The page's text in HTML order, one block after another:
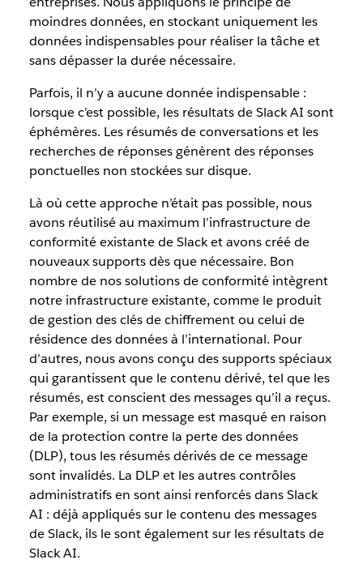
moindres données, en stockant uniquement les
données indispensables pour réaliser la tâche et
sans dépasser la durée nécessaire.
Parfois, il n’y a aucune donnée indispensable :
lorsque c’est possible, les résultats de Slack AI sont
éphémères. Les résumés de conversations et les
recherches de réponses génèrent des réponses
ponctuelles non stockées sur disque.
Là où cette approche n’était pas possible, nous
avons réutilisé au maximum l’infrastructure de
conformité existante de Slack et avons créé de
nouveaux supports dès que nécessaire. Bon
nombre de nos solutions de conformité intègrent
notre infrastructure existante, comme le produit
de gestion des clés de chiffrement ou celui de
résidence des données à l’international. Pour
d’autres, nous avons conçu des supports spéciaux
qui garantissent que le contenu dérivé, tel que les
résumés, est conscient des messages qu’il a reçus.
Par exemple, si un message est masqué en raison
de la protection contre la perte des données
(DLP), tous les résumés dérivés de ce message
sont invalidés. La DLP et les autres contrôles
administratifs en sont ainsi renforcés dans Slack
AI : déjà appliqués sur le contenu des messages
de Slack, ils le sont également sur les résultats de
Slack AI.